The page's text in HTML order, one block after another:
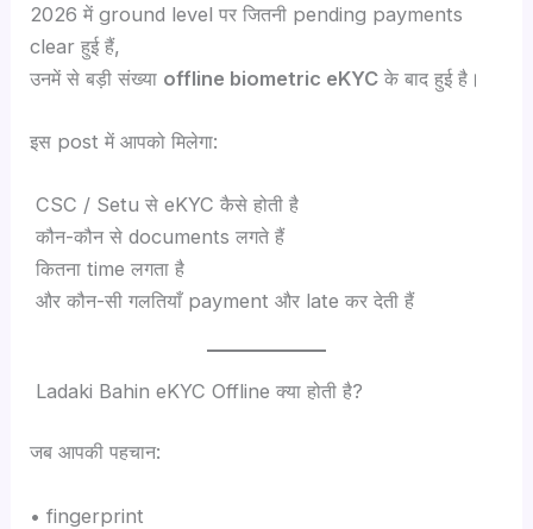
2026 में ground level पर जितनी pending payments
clear हुई हैं,
उनमें से बड़ी संख्या offline biometric eKYC के बाद हुई है।
इस post में आपको मिलेगा:
CSC / Setu से eKYC कैसे होती है
कौन-कौन से documents लगते हैं
कितना time लगता है
और कौन-सी गलतियाँ payment और late कर देती हैं
Ladaki Bahin eKYC Offline क्या होती है?
जब आपकी पहचान:
• fingerprint